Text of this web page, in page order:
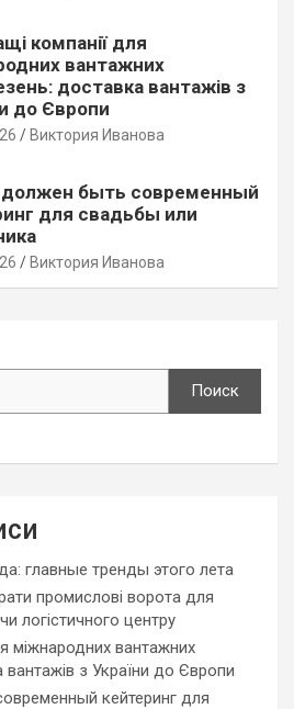
компанії для
вантажних
доставка вантажів з
до Європи
Виктория Иванова
быть современный
для свадьбы или
Виктория Иванова
Поиск
главные тренды этого лета
промислові ворота для
логістичного центру
міжнародних вантажних
з України до Європи
кейтеринг для